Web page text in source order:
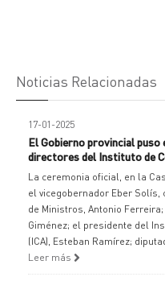
Noticias Relacionadas
17-01-2025
El Gobierno provincial
directores del Instituto de
La ceremonia oficial, en la
el vicegobernador Eber Solís,
de Ministros, Antonio
Giménez; el presidente del
(ICA), Esteban Ramírez;
Leer más